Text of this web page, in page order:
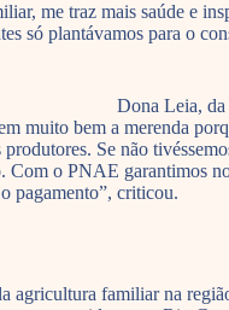
me traz mais saúde e
só plantávamos para o
Dona Leia,
muito bem a merenda
Se não
o PNAE garantimos
pagamento”, criticou.
agricultura familiar na